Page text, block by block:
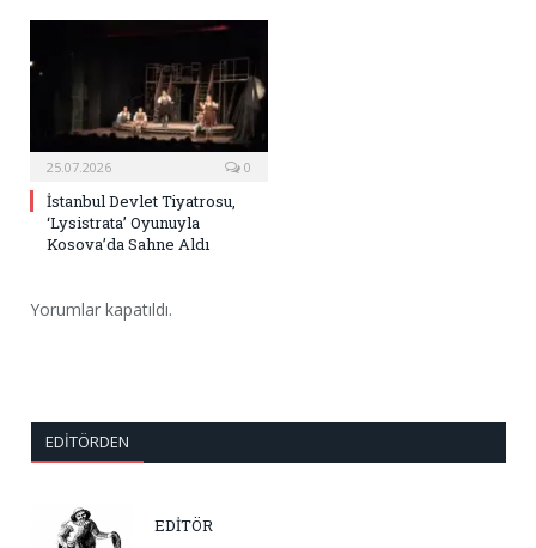
25.07.2026 0
İstanbul Devlet Tiyatrosu,
‘Lysistrata’ Oyunuyla
Kosova’da Sahne Aldı
Yorumlar kapatıldı.
EDITÖRDEN
EDİTÖR